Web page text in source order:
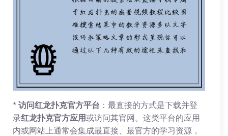
* 访问红龙扑克官方平台 ：最直接的方式是下载并登
录红龙扑克官方应用或访问其官网。这类平台的应用
内或网站上通常会集成最直接、最官方的学习资源，